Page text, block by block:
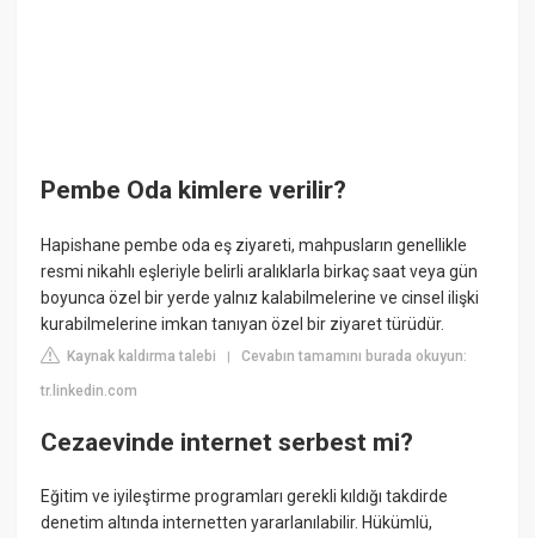
Pembe Oda kimlere verilir?
Hapishane pembe oda eş ziyareti, mahpusların genellikle
resmi nikahlı eşleriyle belirli aralıklarla birkaç saat veya gün
boyunca özel bir yerde yalnız kalabilmelerine ve cinsel ilişki
kurabilmelerine imkan tanıyan özel bir ziyaret türüdür.
Kaynak kaldırma talebi |Cevabın tamamını burada okuyun:
tr.linkedin.com
Cezaevinde internet serbest mi?
Eğitim ve iyileştirme programları gerekli kıldığı takdirde
denetim altında internetten yararlanılabilir. Hükümlü,